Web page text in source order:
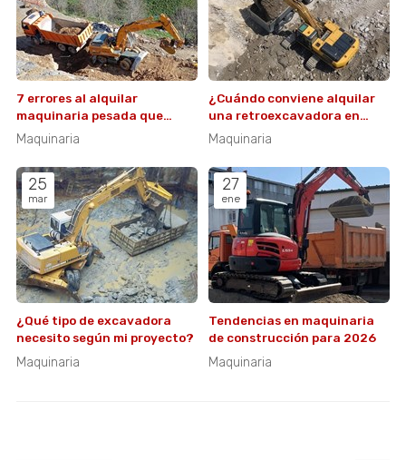
7 errores al alquilar
maquinaria pesada que
pueden costarte caro
Maquinaria
¿Cuándo conviene alquilar
una retroexcavadora en
lugar de una excavadora?
Maquinaria
25
mar
¿Qué tipo de excavadora
necesito según mi proyecto?
Maquinaria
27
ene
Tendencias en maquinaria
de construcción para 2026
Maquinaria